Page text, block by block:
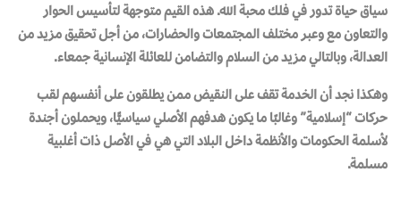
سياق حياة تدور في فلك محبة الله. هذه القيم متوجهة لتأسيس الحوار
والتعاون مع وعبر مختلف المجتمعات والحضارات، من أجل تحقيق مزيد من
العدالة، وبالتالي مزيد من السلام والتضامن للعائلة الإنسانية جمعاء.
وهكذا نجد أن الخدمة تقف على النقيض ممن يطلقون على أنفسهم لقب
حركات “إسلامية” وغالبًا ما يكون هدفهم الأصلي سياسيًّا، ويحملون أجندة
لأسلمة الحكومات والأنظمة داخل البلاد التي هي في الأصل ذات أغلبية
مسلمة.